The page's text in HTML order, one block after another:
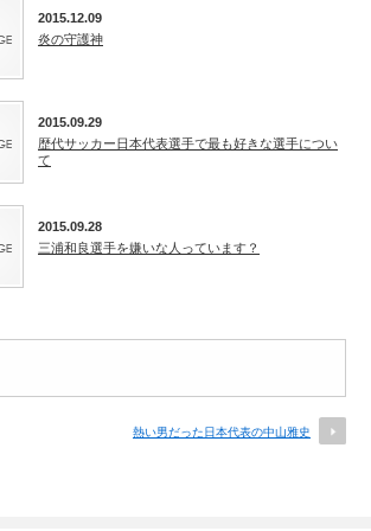
2015.12.09
炎の守護神
2015.09.29
歴代サッカー日本代表選手で最も好きな選手につい
て
2015.09.28
三浦和良選手を嫌いな人っています？
熱い男だった日本代表の中山雅史